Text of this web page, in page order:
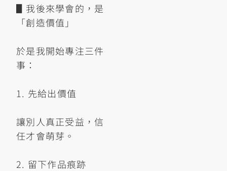
▋我後來學會的，是
「創造價值」
於是我開始專注三件
事：
1. 先給出價值
讓別人真正受益，信
任才會萌芽。
2. 留下作品痕跡